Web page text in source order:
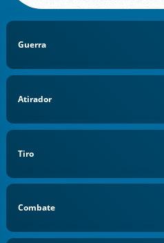
Guerra
Atirador
Tiro
Combate